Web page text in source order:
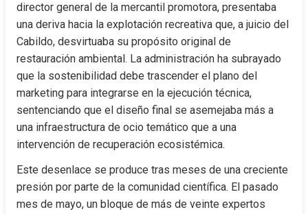
director general de la mercantil promotora, presentaba
una deriva hacia la explotación recreativa que, a juicio del
Cabildo, desvirtuaba su propósito original de
restauración ambiental. La administración ha subrayado
que la sostenibilidad debe trascender el plano del
marketing para integrarse en la ejecución técnica,
sentenciando que el diseño final se asemejaba más a
una infraestructura de ocio temático que a una
intervención de recuperación ecosistémica.
Este desenlace se produce tras meses de una creciente
presión por parte de la comunidad científica. El pasado
mes de mayo, un bloque de más de veinte expertos